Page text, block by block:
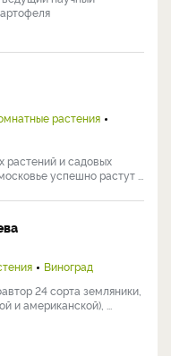
растения
растений и садовых
успешно растут ...
Виноград
24 сорта земляники,
и американской), ...